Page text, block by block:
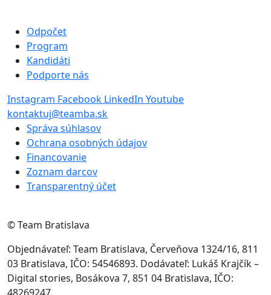
Odpočet
Program
Kandidáti
Podporte nás
Instagram Facebook LinkedIn Youtube
kontaktuj@teamba.sk
Správa súhlasov
Ochrana osobných údajov
Financovanie
Zoznam darcov
Transparentný účet
© Team Bratislava
Objednávateľ: Team Bratislava, Červeňova 1324/16, 811
03 Bratislava, IČO: 54546893. Dodávateľ: Lukáš Krajčík –
Digital stories, Bosákova 7, 851 04 Bratislava, IČO: